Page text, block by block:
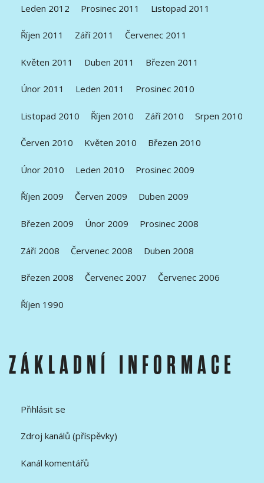
Leden 2012 Prosinec 2011 Listopad 2011
Říjen 2011 Září 2011 Červenec 2011
Květen 2011 Duben 2011 Březen 2011
Únor 2011 Leden 2011 Prosinec 2010
Listopad 2010 Říjen 2010 Září 2010 Srpen 2010
Červen 2010 Květen 2010 Březen 2010
Únor 2010 Leden 2010 Prosinec 2009
Říjen 2009 Červen 2009 Duben 2009
Březen 2009 Únor 2009 Prosinec 2008
Září 2008 Červenec 2008 Duben 2008
Březen 2008 Červenec 2007 Červenec 2006
Říjen 1990
ZÁKLADNÍ INFORMACE
Přihlásit se
Zdroj kanálů (příspěvky)
Kanál komentářů